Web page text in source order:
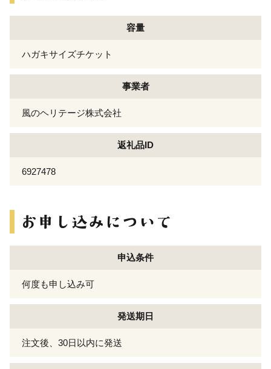
容量
ハガキサイズチケット
事業者
風のヘリテージ株式会社
返礼品ID
6927478
申込条件
何度も申し込み可
発送期日
注文後、30日以内に発送